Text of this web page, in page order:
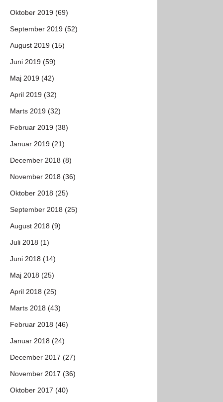
Oktober 2019 (69)
September 2019 (52)
August 2019 (15)
Juni 2019 (59)
Maj 2019 (42)
April 2019 (32)
Marts 2019 (32)
Februar 2019 (38)
Januar 2019 (21)
December 2018 (8)
November 2018 (36)
Oktober 2018 (25)
September 2018 (25)
August 2018 (9)
Juli 2018 (1)
Juni 2018 (14)
Maj 2018 (25)
April 2018 (25)
Marts 2018 (43)
Februar 2018 (46)
Januar 2018 (24)
December 2017 (27)
November 2017 (36)
Oktober 2017 (40)